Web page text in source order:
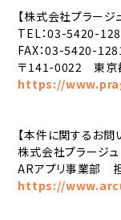
【株式会社プラージ
TEL：03-5420-
FAX：03-5420-
〒141-0022 東京
https://
【本件に関するお問
株式会社プラージュ
ARアプリ事業部
https://